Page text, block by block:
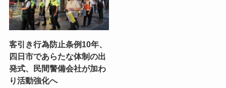
客引き行為防止条例10年、
四日市であらたな体制の出
発式、民間警備会社が加わ
り活動強化へ